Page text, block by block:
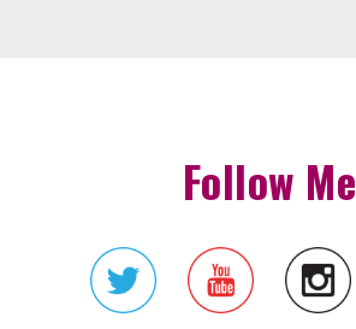
Follow Me